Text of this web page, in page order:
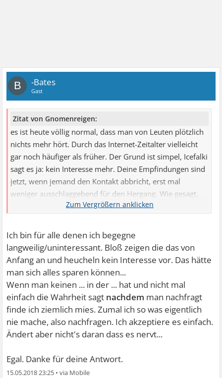
B -Bates
Gast
Zitat von Gnomenreigen:
es ist heute völlig normal, dass man von Leuten plötzlich
nichts mehr hört. Durch das Internet-Zeitalter vielleicht
gar noch häufiger als früher. Der Grund ist simpel, Icefalki
sagt es ja: kein Interesse mehr. Deine Empfindungen sind
jetzt, wenn jemand den Kontakt abbricht, erst mal
weniger ausschlaggebend für den Hergang. Wie gesagt,
aber der, der den Kontakt abbricht, ob nun mit oder ohne
einfach akzeptieren (lernen), dass man u.U. auch mal für
jemand uninteressant, langweilig...was auch immer ist.
Menschen von einem weggehen, die man mochte...
Ich bin für alle denen ich begegne
langweilig/uninteressant. Bloß zeigen die das von
Anfang an und heucheln kein Interesse vor. Das hätte
man sich alles sparen können...
Wenn man keinen ... in der ... hat und nicht mal
einfach die Wahrheit sagt nachdem man nachfragt
finde ich ziemlich mies. Zumal ich so was eigentlich
nie mache, also nachfragen. Ich akzeptiere es einfach.
Ändert aber nicht's daran dass es nervt...
Egal. Danke für deine Antwort.
15.05.2018 23:25 •